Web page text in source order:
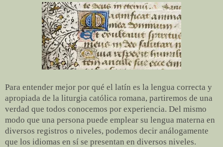
Para entender mejor por qué el latín es la lengua correcta y
apropiada de la liturgia católica romana, partiremos de una
verdad que todos conocemos por experiencia. Del mismo
modo que una persona puede emplear su lengua materna en
diversos registros o niveles, podemos decir análogamente
que los idiomas en sí se presentan en diversos niveles.